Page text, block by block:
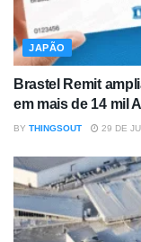
JAPÃO
Brastel Remit
em mais de 14 mil
BY THINGSOUT 29 DE